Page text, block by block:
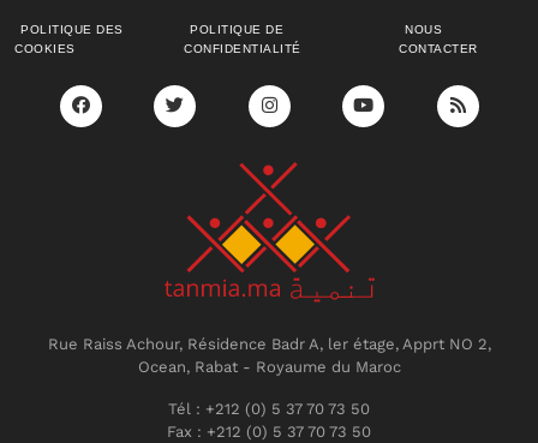
POLITIQUE DES
COOKIES
POLITIQUE DE
CONFIDENTIALITÉ
NOUS
CONTACTER
Rue Raiss Achour, Résidence Badr A, ler étage, Apprt NO 2,
Ocean, Rabat - Royaume du Maroc
Tél : +212 (0) 5 37 70 73 50
Fax : +212 (0) 5 37 70 73 50